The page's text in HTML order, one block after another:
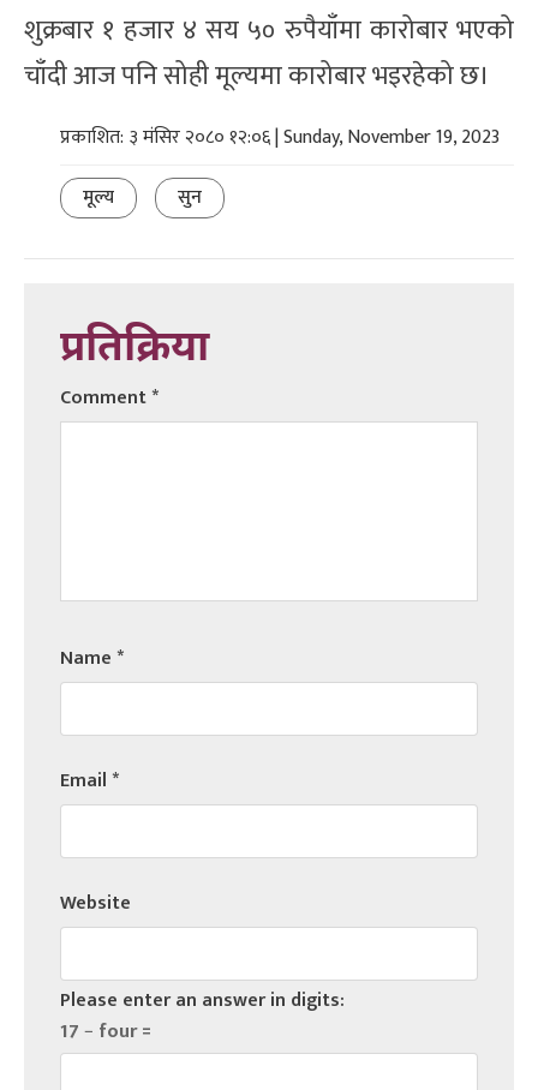
शुक्रबार १ हजार ४ सय ५० रुपैयाँमा कारोबार भएको
चाँदी आज पनि सोही मूल्यमा कारोबार भइरहेको छ।
प्रकाशित: ३ मंसिर २०८० १२:०६ | Sunday, November 19, 2023
मूल्य
सुन
प्रतिक्रिया
Comment*
Name*
Email*
Website
Please enter an answer in digits:
17 − four =